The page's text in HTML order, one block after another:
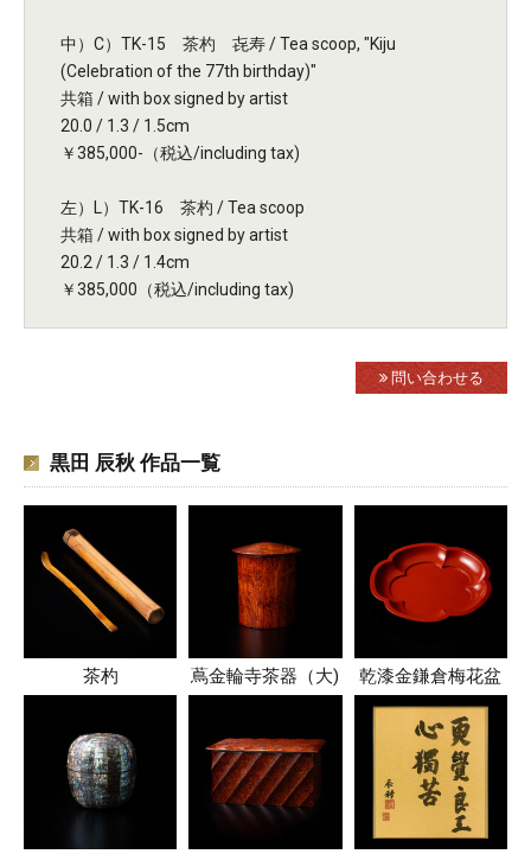
中）C）TK-15 茶杓 㐂寿 / Tea scoop, "Kiju
(Celebration of the 77th birthday)"
共箱 / with box signed by artist
20.0 / 1.3 / 1.5cm
￥385,000-（税込/including tax)
左）L）TK-16 茶杓 / Tea scoop
共箱 / with box signed by artist
20.2 / 1.3 / 1.4cm
￥385,000（税込/including tax)
問い合わせる
黒田 辰秋 作品一覧
茶杓 蔦金輪寺茶器（大) 乾漆金鎌倉梅花盆